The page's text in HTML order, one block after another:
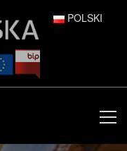
POLSKI
ENGLISH
ESPAÑOL